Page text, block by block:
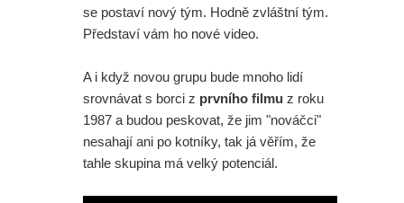
na Avengers. A opravdu se na place
Jackie Chan?
Dvě ochutnávka z DC série
Lanterns. A co mělo být ve
se postaví nový tým. Hodně zvláštní tým.
Představí vám ho nové video.
A i když novou grupu bude mnoho lidí
srovnávat s borci z prvního filmu z roku
1987 a budou peskovat, že jim "nováčci"
nesahají ani po kotníky, tak já věřím, že
tahle skupina má velký potenciál.